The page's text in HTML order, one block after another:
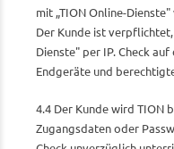
mit „TION Online-
Der Kunde ist verpflichtet,
Dienste" per IP. Check
Endgeräte und
4.4 Der Kunde wird TION
Zugangsdaten oder